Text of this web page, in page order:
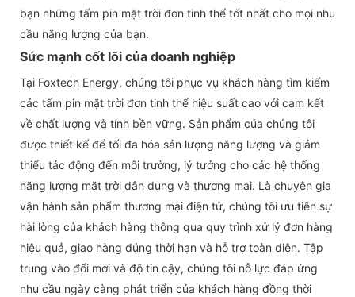
bạn những tấm pin mặt trời đơn tinh thể tốt nhất cho mọi nhu
cầu năng lượng của bạn.
Sức mạnh cốt lõi của doanh nghiệp
Tại Foxtech Energy, chúng tôi phục vụ khách hàng tìm kiếm
các tấm pin mặt trời đơn tinh thể hiệu suất cao với cam kết
về chất lượng và tính bền vững. Sản phẩm của chúng tôi
được thiết kế để tối đa hóa sản lượng năng lượng và giảm
thiểu tác động đến môi trường, lý tưởng cho các hệ thống
năng lượng mặt trời dân dụng và thương mại. Là chuyên gia
vận hành sản phẩm thương mại điện tử, chúng tôi ưu tiên sự
hài lòng của khách hàng thông qua quy trình xử lý đơn hàng
hiệu quả, giao hàng đúng thời hạn và hỗ trợ toàn diện. Tập
trung vào đổi mới và độ tin cậy, chúng tôi nỗ lực đáp ứng
nhu cầu ngày càng phát triển của khách hàng đồng thời